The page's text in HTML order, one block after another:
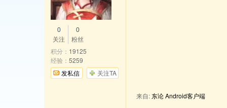
来自:东论 Android客户端
0
关注
0
粉丝
积分： 19125
经验： 5259
发私信
关注TA